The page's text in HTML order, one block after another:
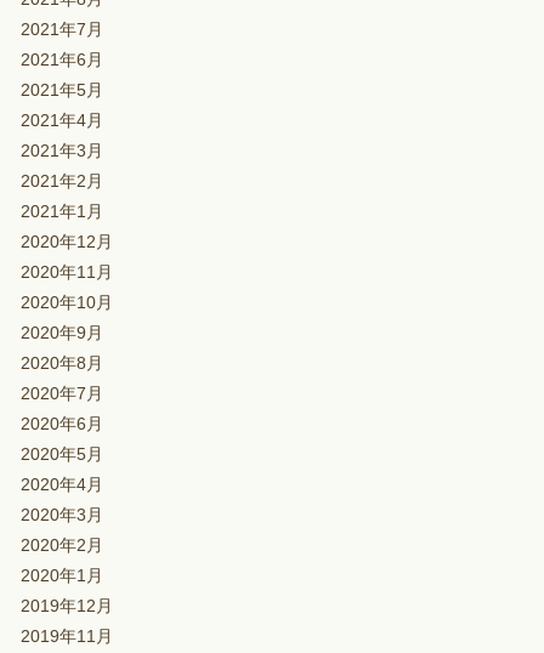
2021年7月
2021年6月
2021年5月
2021年4月
2021年3月
2021年2月
2021年1月
2020年12月
2020年11月
2020年10月
2020年9月
2020年8月
2020年7月
2020年6月
2020年5月
2020年4月
2020年3月
2020年2月
2020年1月
2019年12月
2019年11月